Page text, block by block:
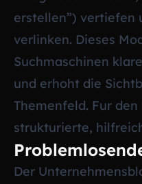
erstellen”) vertiefen
verlinken. Dieses
Suchmaschinen
und erhoht die
Themenfeld. Fur
strukturierte,
Der